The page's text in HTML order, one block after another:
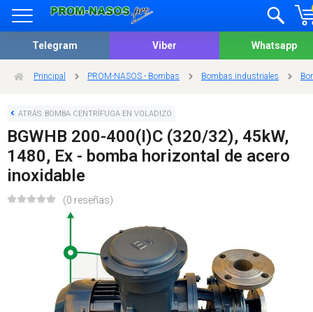
Telegram Viber Whatsapp
Principal PROM-NASOS - Bombas Bombas industriales
ATRÁS: BOMBA CENTRÍFUGA EN VOLADIZO
BGWHB 200-400(I)C (320/32), 45kW,
1480, Ex - bomba horizontal de acero
inoxidable
(0 reseñas)